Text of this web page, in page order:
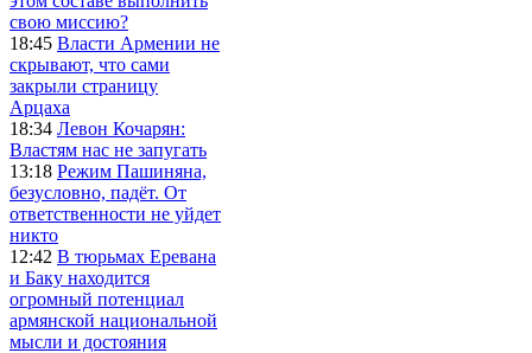
свою миссию?
18:45 Власти Армении не
скрывают, что сами
закрыли страницу
Арцаха
18:34 Левон Кочарян:
Властям нас не запугать
13:18 Режим Пашиняна,
безусловно, падёт. От
ответственности не уйдет
никто
12:42 В тюрьмах Еревана
и Баку находится
огромный потенциал
армянской национальной
мысли и достояния